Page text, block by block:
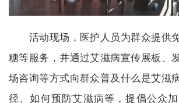
活动现场，医护人员为群众提供
糖等服务，并通过艾滋病宣传展板、
场咨询等方式向群众普及什么是艾滋
径、如何预防艾滋病等，提倡公众